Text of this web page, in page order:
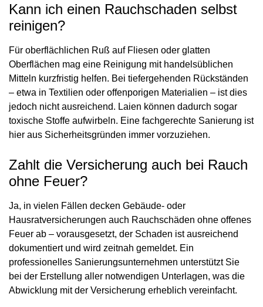
Kann ich einen Rauchschaden selbst
reinigen?
Für oberflächlichen Ruß auf Fliesen oder glatten
Oberflächen mag eine Reinigung mit handelsüblichen
Mitteln kurzfristig helfen. Bei tiefergehenden Rückständen
– etwa in Textilien oder offenporigen Materialien – ist dies
jedoch nicht ausreichend. Laien können dadurch sogar
toxische Stoffe aufwirbeln. Eine fachgerechte Sanierung ist
hier aus Sicherheitsgründen immer vorzuziehen.
Zahlt die Versicherung auch bei Rauch
ohne Feuer?
Ja, in vielen Fällen decken Gebäude- oder
Hausratversicherungen auch Rauchschäden ohne offenes
Feuer ab – vorausgesetzt, der Schaden ist ausreichend
dokumentiert und wird zeitnah gemeldet. Ein
professionelles Sanierungsunternehmen unterstützt Sie
bei der Erstellung aller notwendigen Unterlagen, was die
Abwicklung mit der Versicherung erheblich vereinfacht.